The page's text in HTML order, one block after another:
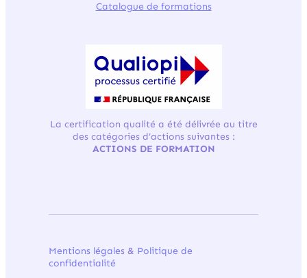
Catalogue de formations
La certification qualité a été délivrée au titre
des catégories d’actions suivantes :
ACTIONS DE FORMATION
Mentions légales & Politique de
confidentialité